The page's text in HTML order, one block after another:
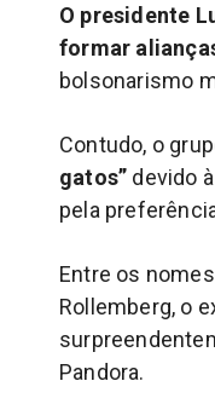
O presidente
formar
bolsonarismo
Contudo, o
gatos” devido
pela
Entre os
Rollemberg, o
Pandora.